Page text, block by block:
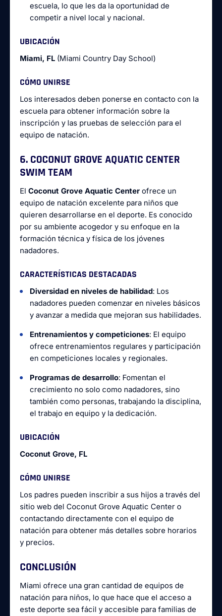
escuela, lo que les da la oportunidad de
competir a nivel local y nacional.
UBICACIÓN
Miami, FL (Miami Country Day School)
CÓMO UNIRSE
Los interesados deben ponerse en contacto con la
escuela para obtener información sobre la
inscripción y las pruebas de selección para el
equipo de natación.
6. COCONUT GROVE AQUATIC CENTER
SWIM TEAM
El Coconut Grove Aquatic Center ofrece un
equipo de natación excelente para niños que
quieren desarrollarse en el deporte. Es conocido
por su ambiente acogedor y su enfoque en la
formación técnica y física de los jóvenes
nadadores.
CARACTERÍSTICAS DESTACADAS
Diversidad en niveles de habilidad: Los
nadadores pueden comenzar en niveles básicos
y avanzar a medida que mejoran sus habilidades.
Entrenamientos y competiciones: El equipo
ofrece entrenamientos regulares y participación
en competiciones locales y regionales.
Programas de desarrollo: Fomentan el
crecimiento no solo como nadadores, sino
también como personas, trabajando la disciplina,
el trabajo en equipo y la dedicación.
UBICACIÓN
Coconut Grove, FL
CÓMO UNIRSE
Los padres pueden inscribir a sus hijos a través del
sitio web del Coconut Grove Aquatic Center o
contactando directamente con el equipo de
natación para obtener más detalles sobre horarios
y precios.
CONCLUSIÓN
Miami ofrece una gran cantidad de equipos de
natación para niños, lo que hace que el acceso a
este deporte sea fácil y accesible para familias de